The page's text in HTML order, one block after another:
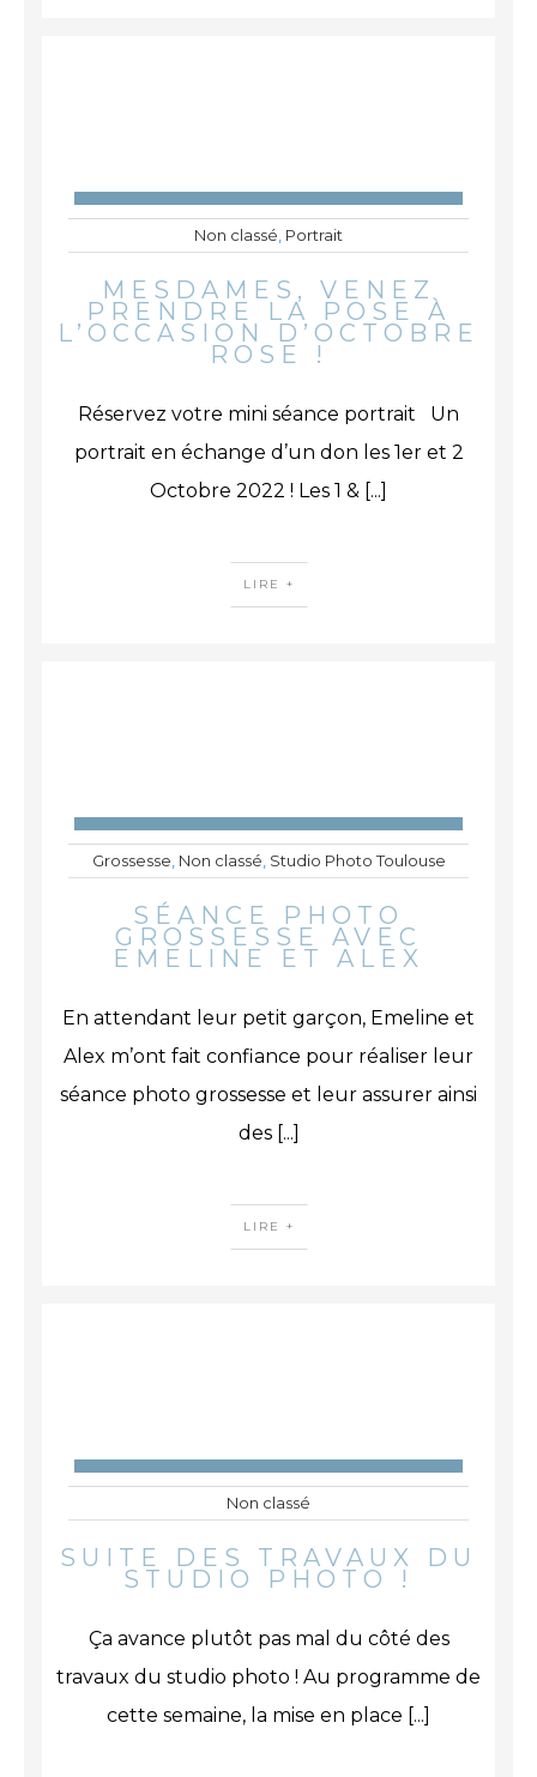
Non classé Portrait
MESDAMES, VENEZ
PRENDRE LA POSE À
L’OCCASION D’OCTOBRE
ROSE !
Réservez votre mini séance portrait Un
portrait en échange d’un don les 1er et 2
Octobre 2022 ! Les 1 & [...]
LIRE +
Grossesse Non classé Studio Photo Toulouse
SÉANCE PHOTO
GROSSESSE AVEC
EMELINE ET ALEX
En attendant leur petit garçon, Emeline et
Alex m’ont fait confiance pour réaliser leur
séance photo grossesse et leur assurer ainsi
des [...]
LIRE +
Non classé
SUITE DES TRAVAUX DU
STUDIO PHOTO !
Ça avance plutôt pas mal du côté des
travaux du studio photo ! Au programme de
cette semaine, la mise en place [...]